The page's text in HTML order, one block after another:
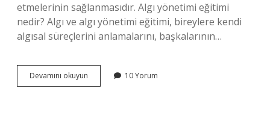
etmelerinin sağlanmasıdır. Algı yönetimi eğitimi
nedir? Algı ve algı yönetimi eğitimi, bireylere kendi
algısal süreçlerini anlamalarını, başkalarının…
Devamını okuyun
Yönetimi
10 Yorum